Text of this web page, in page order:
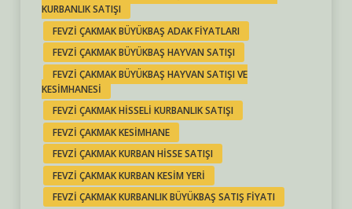
KURBANLIK SATIŞI
FEVZI ÇAKMAK BÜYÜKBAŞ ADAK FIYATLARI
FEVZI ÇAKMAK BÜYÜKBAŞ HAYVAN SATIŞI
FEVZI ÇAKMAK BÜYÜKBAŞ HAYVAN SATIŞI VE
KESIMHANESI
FEVZI ÇAKMAK HISSELI KURBANLIK SATIŞI
FEVZI ÇAKMAK KESIMHANE
FEVZI ÇAKMAK KURBAN HISSE SATIŞI
FEVZI ÇAKMAK KURBAN KESIM YERI
FEVZI ÇAKMAK KURBANLIK BÜYÜKBAŞ SATIŞ FIYATI